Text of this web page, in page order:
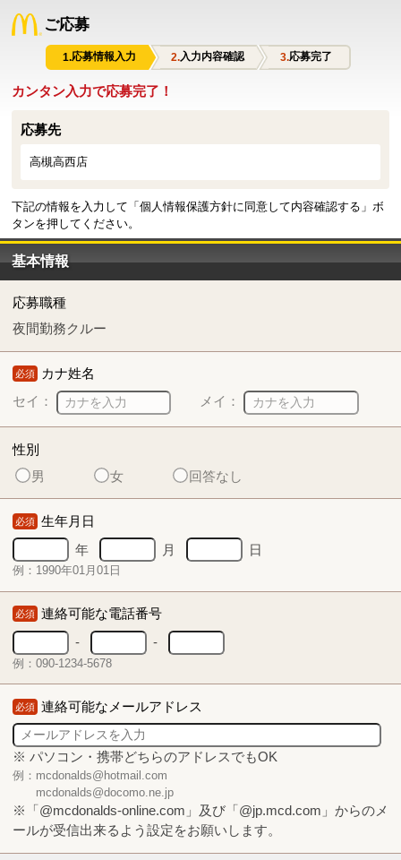
ご応募
応募情報入力 入力内容確認 応募完了
カンタン入力で応募完了！
応募先
高槻高西店
下記の情報を入力して「個人情報保護方針に同意して内容確認する」ボ
タンを押してください。
基本情報
応募職種
夜間勤務クルー
必須 カナ姓名
セイ：
メイ：
性別
男
女 回答なし
必須 生年月日
年
月 日
例：1990年01月01日
必須 連絡可能な電話番号
-
-
例：090-1234-5678
必須 連絡可能なメールアドレス
※ パソコン・携帯どちらのアドレスでもOK
例：mcdonalds@hotmail.com
mcdonalds@docomo.ne.jp
※「@mcdonalds-online.com」及び「@jp.mcd.com」からのメ
ールが受信出来るよう設定をお願いします。